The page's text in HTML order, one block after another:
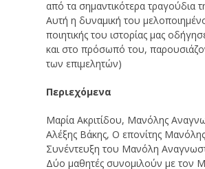
από τα σημαντικότερα τραγούδια
Αυτή η δυναμική του
ποιητικής του ιστορίας μας
και στο πρόσωπό του,
των επιμελητών)
Περιεχόμενα
Μαρία Ακριτίδου, Μανόλης
Αλέξης Βάκης, Ο επονίτης
Συνέντευξη του Μανόλη
Δύο μαθητές συνομιλούν με τον